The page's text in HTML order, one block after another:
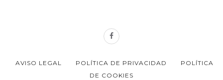
AVISO LEGAL POLÍTICA DE PRIVACIDAD
POLÍTICA
DE COOKIES